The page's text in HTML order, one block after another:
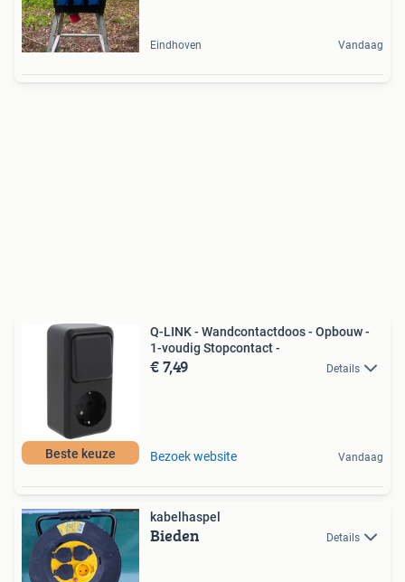
Eindhoven Vandaag
Beste keuze
Q-LINK - Wandcontactdoos - Opbouw -
1-voudig Stopcontact -
€ 7,49 Details
Bezoek website Vandaag
kabelhaspel
Bieden Details